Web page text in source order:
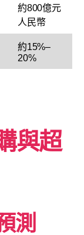
約800億元
人民幣
約15%–
20%
與超
測